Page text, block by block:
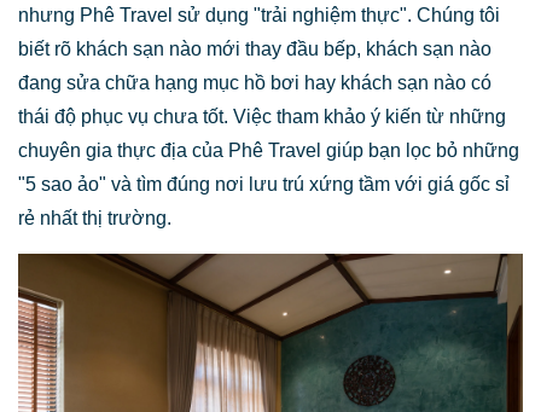
nhưng Phê Travel sử dụng "trải nghiệm thực". Chúng tôi
biết rõ khách sạn nào mới thay đầu bếp, khách sạn nào
đang sửa chữa hạng mục hồ bơi hay khách sạn nào có
thái độ phục vụ chưa tốt. Việc tham khảo ý kiến từ những
chuyên gia thực địa của Phê Travel giúp bạn lọc bỏ những
"5 sao ảo" và tìm đúng nơi lưu trú xứng tầm với giá gốc sỉ
rẻ nhất thị trường.